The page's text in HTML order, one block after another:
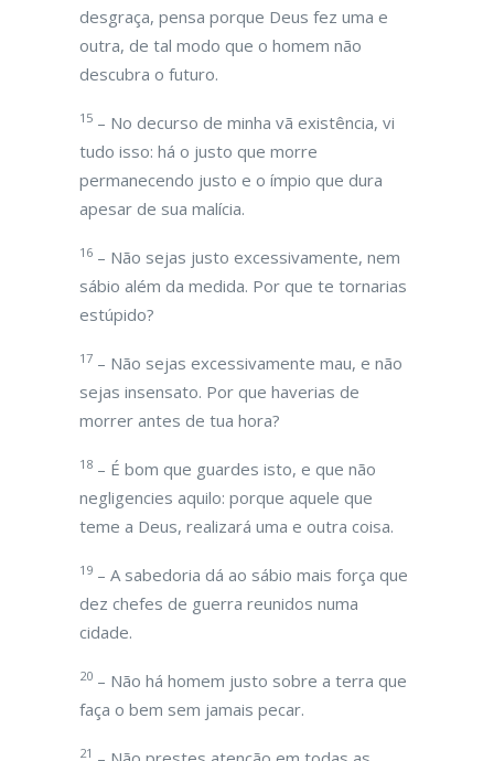
desgraça, pensa porque Deus fez uma e
outra, de tal modo que o homem não
descubra o futuro.
15 – No decurso de minha vã existência, vi
tudo isso: há o justo que morre
permanecendo justo e o ímpio que dura
apesar de sua malícia.
16 – Não sejas justo excessivamente, nem
sábio além da medida. Por que te tornarias
estúpido?
17 – Não sejas excessivamente mau, e não
sejas insensato. Por que haverias de
morrer antes de tua hora?
18 – É bom que guardes isto, e que não
negligencies aquilo: porque aquele que
teme a Deus, realizará uma e outra coisa.
19 – A sabedoria dá ao sábio mais força que
dez chefes de guerra reunidos numa
cidade.
20 – Não há homem justo sobre a terra que
faça o bem sem jamais pecar.
21